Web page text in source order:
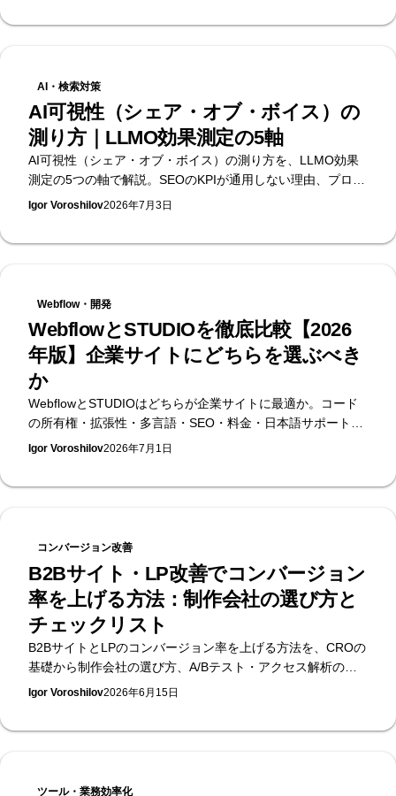
AI・検索対策
AI可視性（シェア・オブ・ボイス）の
測り方｜LLMO効果測定の5軸
AI可視性（シェア・オブ・ボイス）の測り方を、LLMO効果
測定の5つの軸で解説。SEOのKPIが通用しない理由、プロン
プトパネルの作り方、月次レポートの見方まで。無料のAI可
Igor Voroshilov2026年7月3日
Webflow・開発
WebflowとSTUDIOを徹底比較【2026
年版】企業サイトにどちらを選ぶべき
か
WebflowとSTUDIOはどちらが企業サイトに最適か。コード
の所有権・拡張性・多言語・SEO・料金・日本語サポートを
実務目線で比較します。日本初のWebflow公式エンタープラ
Igor Voroshilov2026年7月1日
コンバージョン改善
B2Bサイト・LP改善でコンバージョン
率を上げる方法：制作会社の選び方と
チェックリスト
B2BサイトとLPのコンバージョン率を上げる方法を、CROの
基礎から制作会社の選び方、A/Bテスト・アクセス解析の実
務、チェックリストまで体系的に解説します。
Igor Voroshilov2026年6月15日
ツール・業務効率化